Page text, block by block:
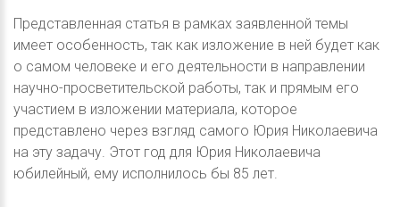
Представленная статья в рамках заявленной темы
имеет особенность, так как изложение в ней будет как
о самом человеке и его деятельности в направлении
научно-просветительской работы, так и прямым его
участием в изложении материала, которое
представлено через взгляд самого Юрия Николаевича
на эту задачу. Этот год для Юрия Николаевича
юбилейный, ему исполнилось бы 85 лет.